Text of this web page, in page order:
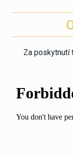
Za poskytnutí